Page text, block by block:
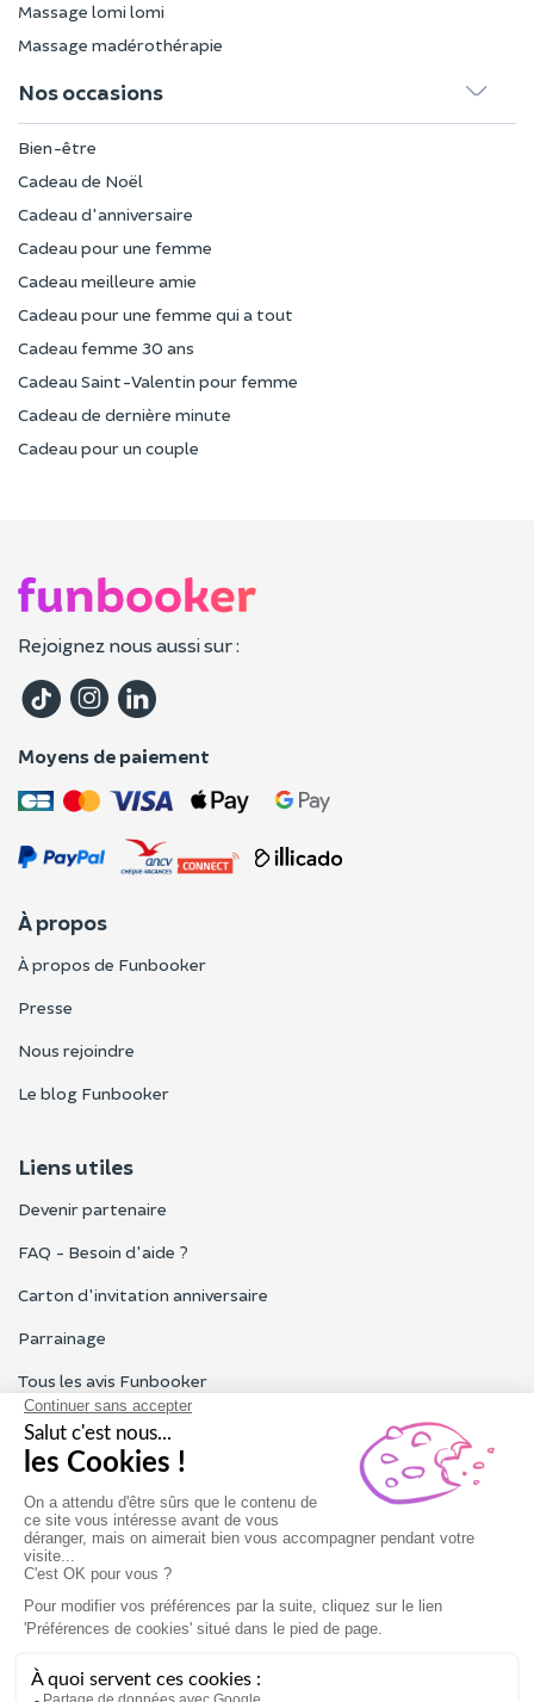
Massage lomi lomi
Massage madérothérapie
Nos occasions
Bien-être
Cadeau de Noël
Cadeau d'anniversaire
Cadeau pour une femme
Cadeau meilleure amie
Cadeau pour une femme qui a tout
Cadeau femme 30 ans
Cadeau Saint-Valentin pour femme
Cadeau de dernière minute
Cadeau pour un couple
Rejoignez nous aussi sur :
Moyens de paiement
À propos
À propos de Funbooker
Presse
Nous rejoindre
Le blog Funbooker
Liens utiles
Devenir partenaire
FAQ - Besoin d'aide ?
Carton d'invitation anniversaire
Parrainage
Tous les avis Funbooker
Particuliers, entreprises, professionnels
Notre service client est ouvert du lundi au vendredi de 9h à 18h
Nous contacter
Conditions générales